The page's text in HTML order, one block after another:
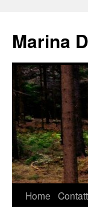
contenuto
Marina
Home